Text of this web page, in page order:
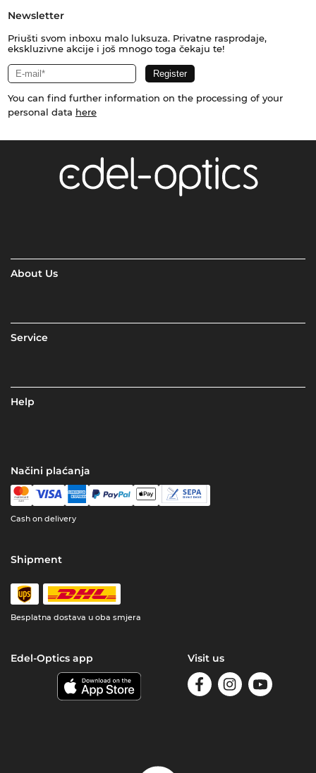
Newsletter
Priušti svom inboxu malo luksuza. Privatne rasprodaje,
ekskluzivne akcije i još mnogo toga čekaju te!
You can find further information on the processing of your
personal data here
About Us
Service
Help
Načini plaćanja
Cash on delivery
Shipment
Besplatna dostava u oba smjera
Edel-Optics app Visit us